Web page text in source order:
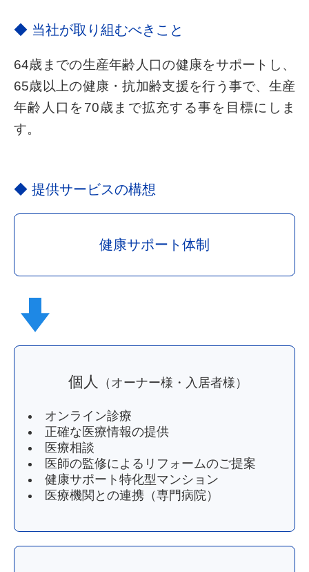
◆ 当社が取り組むべきこと
64歳までの生産年齢人口の健康をサポートし、
65歳以上の健康・抗加齢支援を行う事で、生産
年齢人口を70歳まで拡充する事を目標にしま
す。
◆ 提供サービスの構想
健康サポート体制
個人 （オーナー様・入居者様）
オンライン診療
正確な医療情報の提供
医療相談
医師の監修によるリフォームのご提案
健康サポート特化型マンション
医療機関との連携（専門病院）